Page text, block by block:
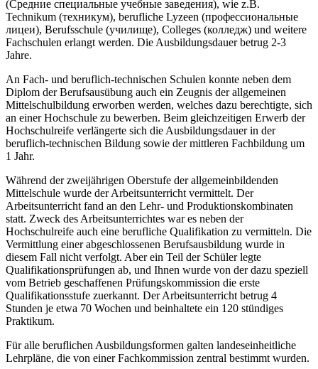
(Средние специальные учебные заведения), wie z.B.
Technikum (техникум), berufliche Lyzeen (профессиональные
лицеи), Berufsschule (училище), Colleges (колледж) und weitere
Fachschulen erlangt werden. Die Ausbildungsdauer betrug 2-3
Jahre.
An Fach- und beruflich-technischen Schulen konnte neben dem
Diplom der Berufsausübung auch ein Zeugnis der allgemeinen
Mittelschulbildung erworben werden, welches dazu berechtigte, sich
an einer Hochschule zu bewerben. Beim gleichzeitigen Erwerb der
Hochschulreife verlängerte sich die Ausbildungsdauer in der
beruflich-technischen Bildung sowie der mittleren Fachbildung um
1 Jahr.
Während der zweijährigen Oberstufe der allgemeinbildenden
Mittelschule wurde der Arbeitsunterricht vermittelt. Der
Arbeitsunterricht fand an den Lehr- und Produktionskombinaten
statt. Zweck des Arbeitsunterrichtes war es neben der
Hochschulreife auch eine berufliche Qualifikation zu vermitteln. Die
Vermittlung einer abgeschlossenen Berufsausbildung wurde in
diesem Fall nicht verfolgt. Aber ein Teil der Schüler legte
Qualifikationsprüfungen ab, und Ihnen wurde von der dazu speziell
vom Betrieb geschaffenen Prüfungskommission die erste
Qualifikationsstufe zuerkannt. Der Arbeitsunterricht betrug 4
Stunden je etwa 70 Wochen und beinhaltete ein 120 stündiges
Praktikum.
Für alle beruflichen Ausbildungsformen galten landeseinheitliche
Lehrpläne, die von einer Fachkommission zentral bestimmt wurden.